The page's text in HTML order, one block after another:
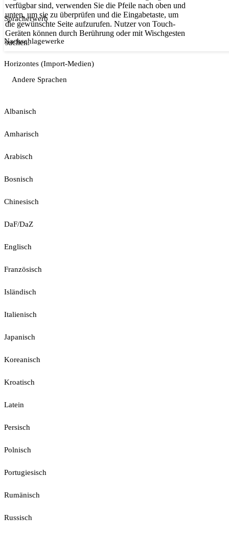
verfügbar sind, verwenden Sie die Pfeile nach oben und
unten, um sie zu überprüfen und die Eingabetaste, um
die gewünschte Seite aufzurufen. Nutzer von Touch-
Geräten können durch Berührung oder mit Wischgesten
suchen.
Spracherwerb
Nachschlagewerke
Horizontes (Import-Medien)
Andere Sprachen
Albanisch
Amharisch
Arabisch
Bosnisch
Chinesisch
DaF/DaZ
Englisch
Französisch
Isländisch
Italienisch
Japanisch
Koreanisch
Kroatisch
Latein
Persisch
Polnisch
Portugiesisch
Rumänisch
Russisch